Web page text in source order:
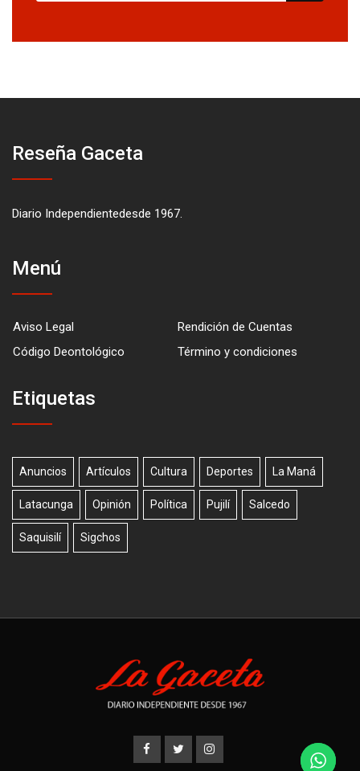
Reseña Gaceta
Diario Independientedesde 1967.
Menú
Aviso Legal
Rendición de Cuentas
Código Deontológico
Término y condiciones
Etiquetas
Anuncios Artículos Cultura Deportes La Maná
Latacunga Opinión Política Pujilí Salcedo
Saquisilí Sigchos